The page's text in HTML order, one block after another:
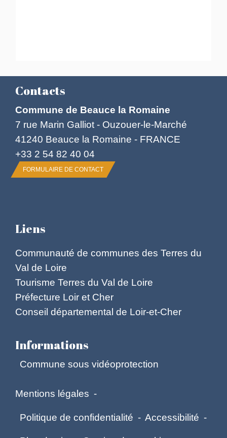
Contacts
Commune de Beauce la Romaine
7 rue Marin Galliot - Ouzouer-le-Marché
41240 Beauce la Romaine - FRANCE
+33 2 54 82 40 04
FORMULAIRE DE CONTACT
Liens
Communauté de communes des Terres du
Val de Loire
Tourisme Terres du Val de Loire
Préfecture Loir et Cher
Conseil départemental de Loir-et-Cher
Informations
Commune sous vidéoprotection
Mentions légales -
Politique de confidentialité - Accessibilité -